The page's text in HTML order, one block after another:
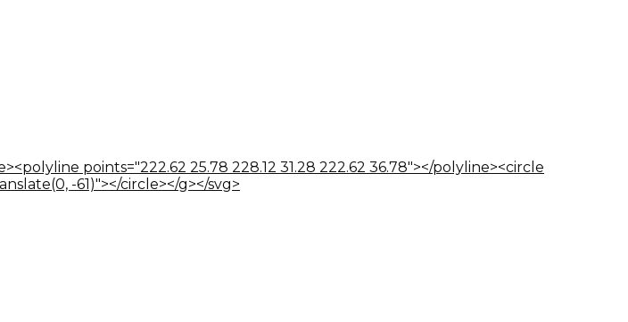
points="222.62 25.78 228.12 31.28 222.62 36.78"></polyline><circle
-61)"></circle></g></svg>